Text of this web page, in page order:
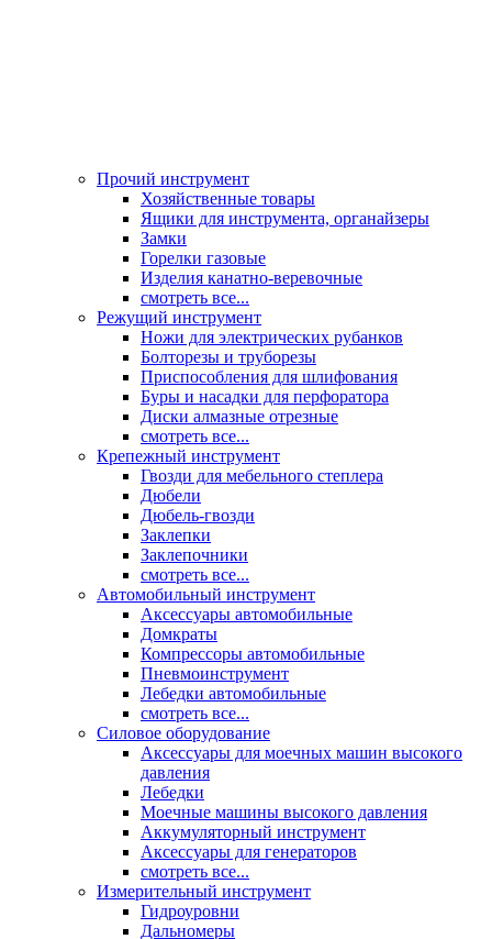
Прочий инструмент
Хозяйственные товары
Ящики для инструмента, органайзеры
Замки
Горелки газовые
Изделия канатно-веревочные
смотреть все...
Режущий инструмент
Ножи для электрических рубанков
Болторезы и труборезы
Приспособления для шлифования
Буры и насадки для перфоратора
Диски алмазные отрезные
смотреть все...
Крепежный инструмент
Гвозди для мебельного степлера
Дюбели
Дюбель-гвозди
Заклепки
Заклепочники
смотреть все...
Автомобильный инструмент
Аксессуары автомобильные
Домкраты
Компрессоры автомобильные
Пневмоинструмент
Лебедки автомобильные
смотреть все...
Силовое оборудование
Аксессуары для моечных машин высокого
давления
Лебедки
Моечные машины высокого давления
Аккумуляторный инструмент
Аксессуары для генераторов
смотреть все...
Измерительный инструмент
Гидроуровни
Дальномеры